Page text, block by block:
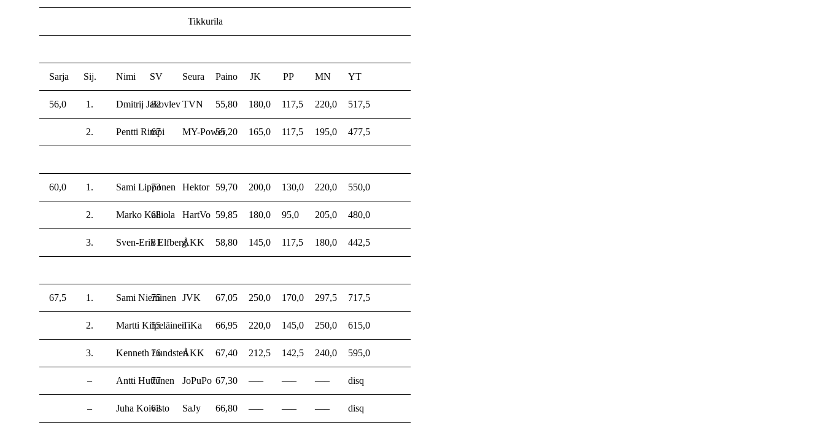
Tikkurila
Sarja Sij. Nimi SV Seura Paino JK PP MN YT
56,0 1. Dmitrij Jakovlev
82 TVN 55,80 180,0 117,5 220,0 517,5
2. Pentti Rimpi
67 MY-Power55,20 165,0 117,5 195,0 477,5
60,0 1. Sami Lipponen
73 Hektor 59,70 200,0 130,0 220,0 550,0
2. Marko Kalliola
68 HartVo 59,85 180,0 95,0 205,0 480,0
3. Sven-Erik Elfberg
81 ÅKK 58,80 145,0 117,5 180,0 442,5
67,5 1. Sami Nieminen
75 JVK 67,05 250,0 170,0 297,5 717,5
2. Martti Kilpeläinen
55 TiKa 66,95 220,0 145,0 250,0 615,0
3. Kenneth Lundsten
76 ÅKK 67,40 212,5 142,5 240,0 595,0
– Antti Huttunen
77 JoPuPo 67,30 —– —– —– disq
– Juha Koivisto
63 SaJy 66,80 —– —– —– disq